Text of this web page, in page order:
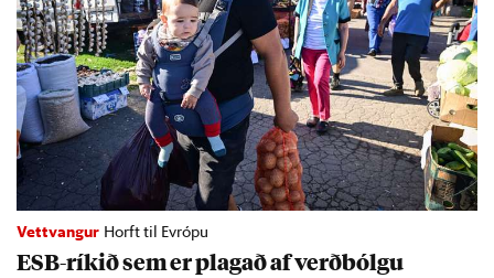
Vettvangur Horft til Evrópu
ESB-rík­ið sem er plag­að af verð­bólgu